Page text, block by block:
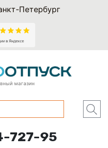
Петербург
магазин
727-95